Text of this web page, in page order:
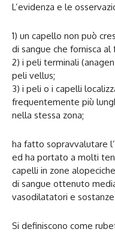
L’evidenza e le
1) un capello non può
di sangue che fornisca
2) i peli terminali
peli vellus;
3) i peli o i capelli
frequentemente più
nella stessa zona;
ha fatto sopravvalutare
ed ha portato a molti
capelli in zone
di sangue ottenuto
vasodilatatori e
Si definiscono come